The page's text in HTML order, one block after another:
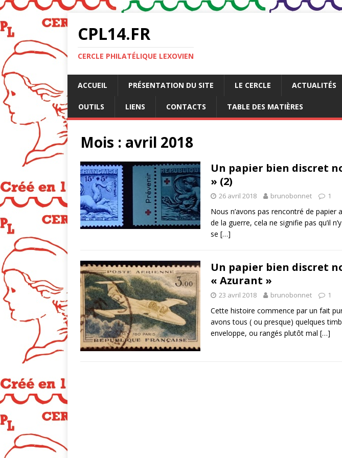
CPL14.FR
CERCLE PHILATÉLIQUE LEXOVIEN
ACCUEIL PRÉSENTATION DU SITE LE CERCLE ACTUALITÉS
OUTILS LIENS CONTACTS TABLE DES MATIÈRES
Mois : avril 2018
Un papier bien discret
» (2)
26 avril 2018 brunobonnet 1
Nous n’avons pas rencontré de papier
de la guerre, cela ne signifie pas qu’il
se […]
Un papier bien discret
« Azurant »
23 avril 2018 brunobonnet 1
Cette histoire commence par un fait
avons tous ( ou presque) quelques
enveloppe, ou rangés plutôt mal […]